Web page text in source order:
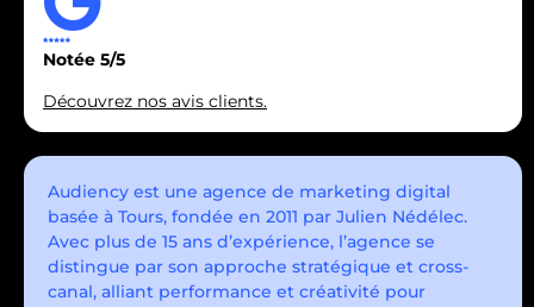
Notée 5/5
Découvrez nos avis clients.
Audiency est une agence de marketing digital
basée à Tours, fondée en 2011 par Julien Nédélec.
Avec plus de 15 ans d’expérience, l’agence se
distingue par son approche stratégique et cross-
canal, alliant performance et créativité pour